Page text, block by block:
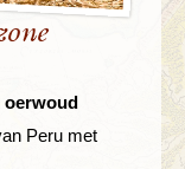
oerwoud
Peru met